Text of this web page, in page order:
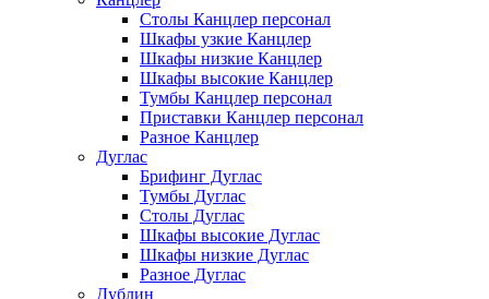
Столы Канцлер персонал
Шкафы узкие Канцлер
Шкафы низкие Канцлер
Шкафы высокие Канцлер
Тумбы Канцлер персонал
Приставки Канцлер персонал
Разное Канцлер
Дуглас
Брифинг Дуглас
Тумбы Дуглас
Столы Дуглас
Шкафы высокие Дуглас
Шкафы низкие Дуглас
Разное Дуглас
Дублин